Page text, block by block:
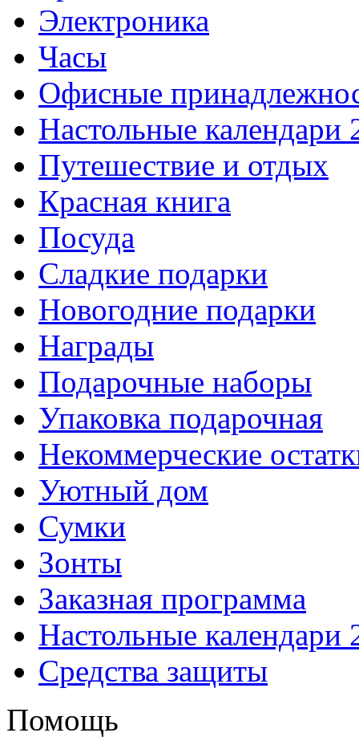
Электроника
Часы
Офисные
Настольные календари
Путешествие и отдых
Красная книга
Посуда
Сладкие подарки
Новогодние подарки
Награды
Подарочные наборы
Упаковка подарочная
Некоммерческие
Уютный дом
Сумки
Зонты
Заказная программа
Настольные календари
Средства защиты
Помощь